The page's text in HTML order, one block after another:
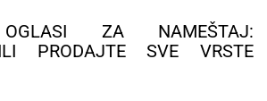
OGLASI ZA NAMEŠTAJ:
PRODAJTE SVE VRSTE